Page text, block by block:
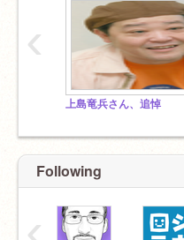
上島竜兵さん、追悼
‹
Following